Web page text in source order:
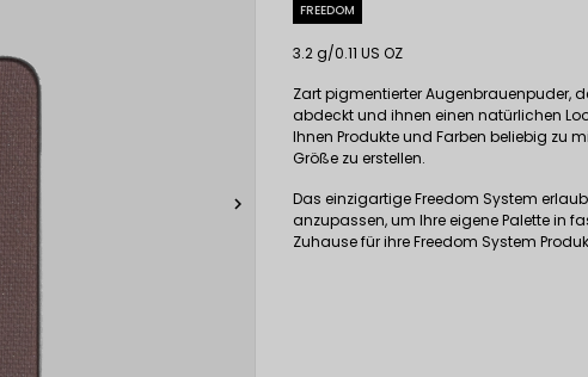

FREEDOM
3.2 g/0.11 US OZ
Zart pigmentierter Augenbrauenpuder,
abdeckt und ihnen einen natürlichen
Ihnen Produkte und Farben beliebig zu
Größe zu erstellen.
Das einzigartige Freedom System
anzupassen, um Ihre eigene Palette in
Zuhause für ihre Freedom System